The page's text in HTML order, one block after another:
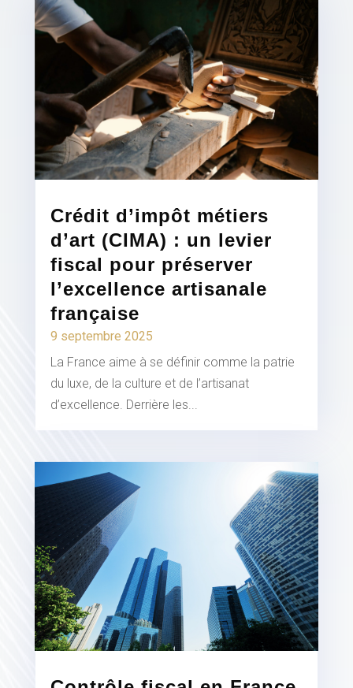
Crédit d’impôt métiers
d’art (CIMA) : un levier
fiscal pour préserver
l’excellence artisanale
française
9 septembre 2025
La France aime à se définir comme la patrie
du luxe, de la culture et de l’artisanat
d’excellence. Derrière les...